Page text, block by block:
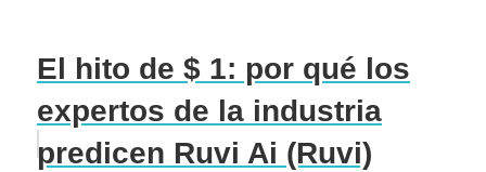
El hito de $ 1: por qué los
expertos de la industria
predicen Ruvi Ai (Ruvi)